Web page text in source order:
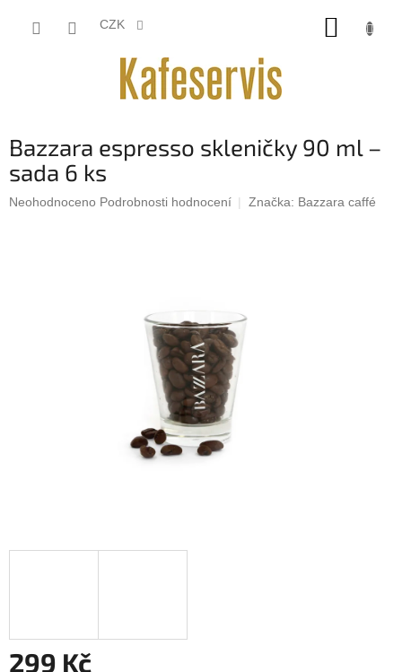
CZK
Bazzara espresso skleničky 90 ml –
sada 6 ks
Průměrné
Neohodnoceno Podrobnosti hodnocení Značka: Bazzara caffé
299 Kč